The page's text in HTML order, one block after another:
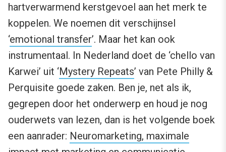
hartverwarmend kerstgevoel aan het merk te
koppelen. We noemen dit verschijnsel
‘emotional transfer’. Maar het kan ook
instrumentaal. In Nederland doet de ‘chello van
Karwei’ uit ‘Mystery Repeats’ van Pete Philly &
Perquisite goede zaken. Ben je, net als ik,
gegrepen door het onderwerp en houd je nog
ouderwets van lezen, dan is het volgende boek
een aanrader: Neuromarketing, maximale